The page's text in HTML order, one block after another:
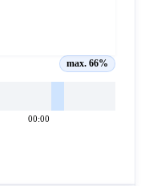
max. 66%
00:00